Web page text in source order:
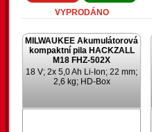
VYPRODÁNO
MILWAUKEE Akumulátorová
kompaktní pila HACKZALL
M18 FHZ-502X
18 V; 2x 5,0 Ah Li-Ion; 22 mm;
2,6 kg; HD-Box